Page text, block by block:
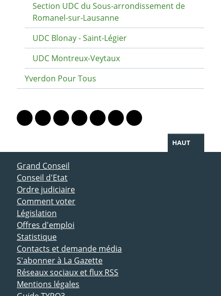
Section UDC du Sous-arrondissement de
Romanel-sur-Lausanne
UDC Blonay - Saint-Légier
UDC Montreux-Veytaux
Yverdon Pour Tous
Lien vers le profil Mastodon
Lien vers le profil Bluesky
Lien vers le profil Instagram
Lien vers le profil Linkedin
Lien vers le profil Facebook
Lien vers le profil Twitter
Partager par WhatsApp
HAUT
ACCÈS DIRECT
Grand Conseil
Conseil d'Etat
Ordre judiciaire
Comment voter
Législation
Offres d'emploi
Statistique
Contacts et demande média
S'abonner à La Gazette
Réseaux sociaux et flux RSS
Mentions légales